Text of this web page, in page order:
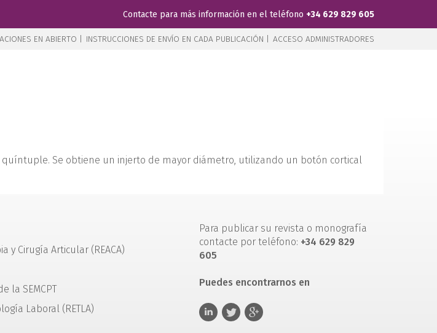
Contacte para más información en el teléfono +34 629 829 605
EN ABIERTO | INSTRUCCIONES DE ENVÍO EN CADA PUBLICACIÓN | ACCESO ADMINISTRADORES
Se obtiene un injerto de mayor diámetro, utilizando un botón cortical
y Cirugía Articular (REACA)
la SEMCPT
Laboral (RETLA)
Para publicar su revista o monografía
contacte por teléfono: +34 629 829
605
Puedes encontrarnos en